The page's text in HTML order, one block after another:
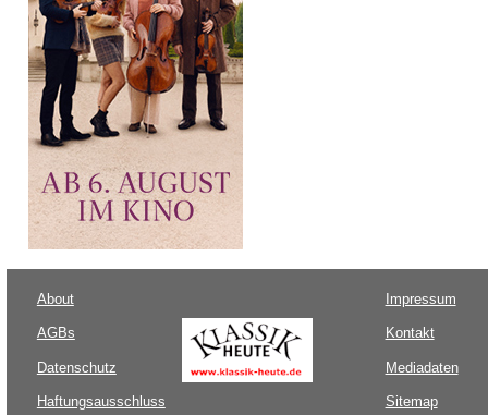
About
AGBs
Datenschutz
Haftungsausschluss
Impressum
Kontakt
Mediadaten
Sitemap